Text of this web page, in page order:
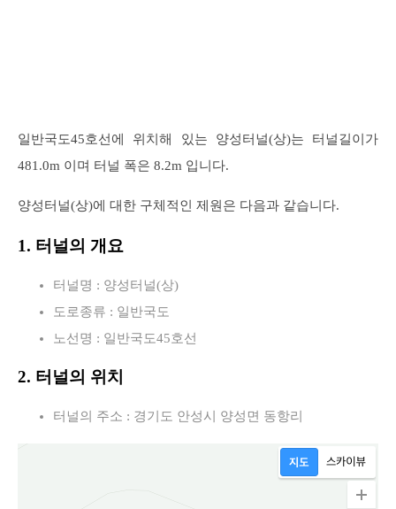
일반국도45호선에 위치해 있는 양성터널(상)는 터널길이가
481.0m 이며 터널 폭은 8.2m 입니다.
양성터널(상)에 대한 구체적인 제원은 다음과 같습니다.
1. 터널의 개요
터널명 : 양성터널(상)
도로종류 : 일반국도
노선명 : 일반국도45호선
2. 터널의 위치
터널의 주소 : 경기도 안성시 양성면 동항리